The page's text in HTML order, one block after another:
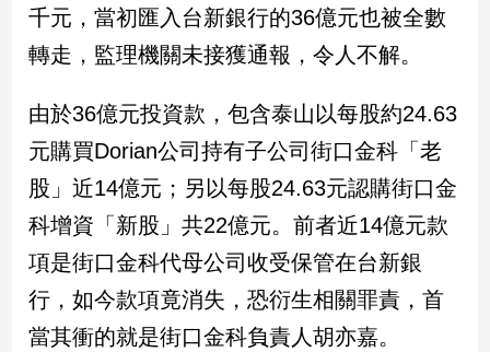
旅
遊/
美
星
命
理
消
費
健
康/
子/
千元，當初匯入台新銀行的36億元也被全數
轉走，監理機關未接獲通報，令人不解。
由於36億元投資款，包含泰山以每股約24.63
元購買Dorian公司持有子公司街口金科「老
股」近14億元；另以每股24.63元認購街口金
科增資「新股」共22億元。前者近14億元款
項是街口金科代母公司收受保管在台新銀
行，如今款項竟消失，恐衍生相關罪責，首
當其衝的就是街口金科負責人胡亦嘉。